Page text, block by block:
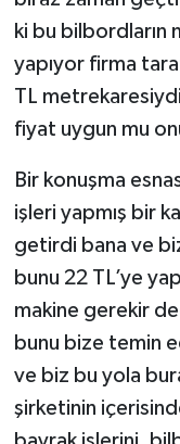
ki bu bilbordların
yapıyor firma
TL
fiyat uygun mu
Bir konuşma
işleri yapmış bir
getirdi bana ve
bunu 22 TL’ye
makine gerekir
bunu bize temin
ve biz bu yola
şirketinin